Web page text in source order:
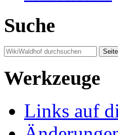
Suche
Werkzeuge
Links auf